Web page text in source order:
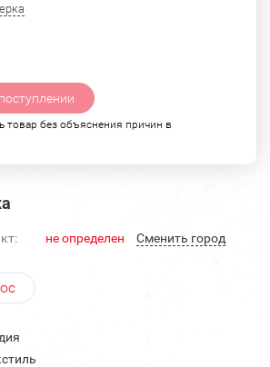
товар без объяснения причин в
не определен Cменить город